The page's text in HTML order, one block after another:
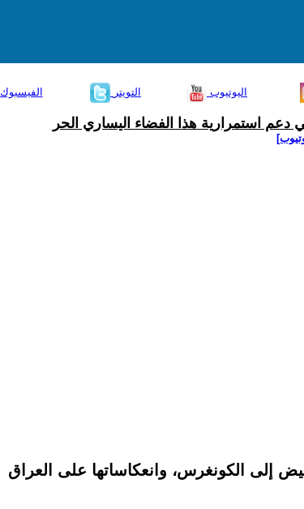
الفيسبوك
التويتر اليوتيوب
دعم استمرارية هذا الفضاء اليساري الحر
إلى الكونغرس، وانعكاساتها على العراق